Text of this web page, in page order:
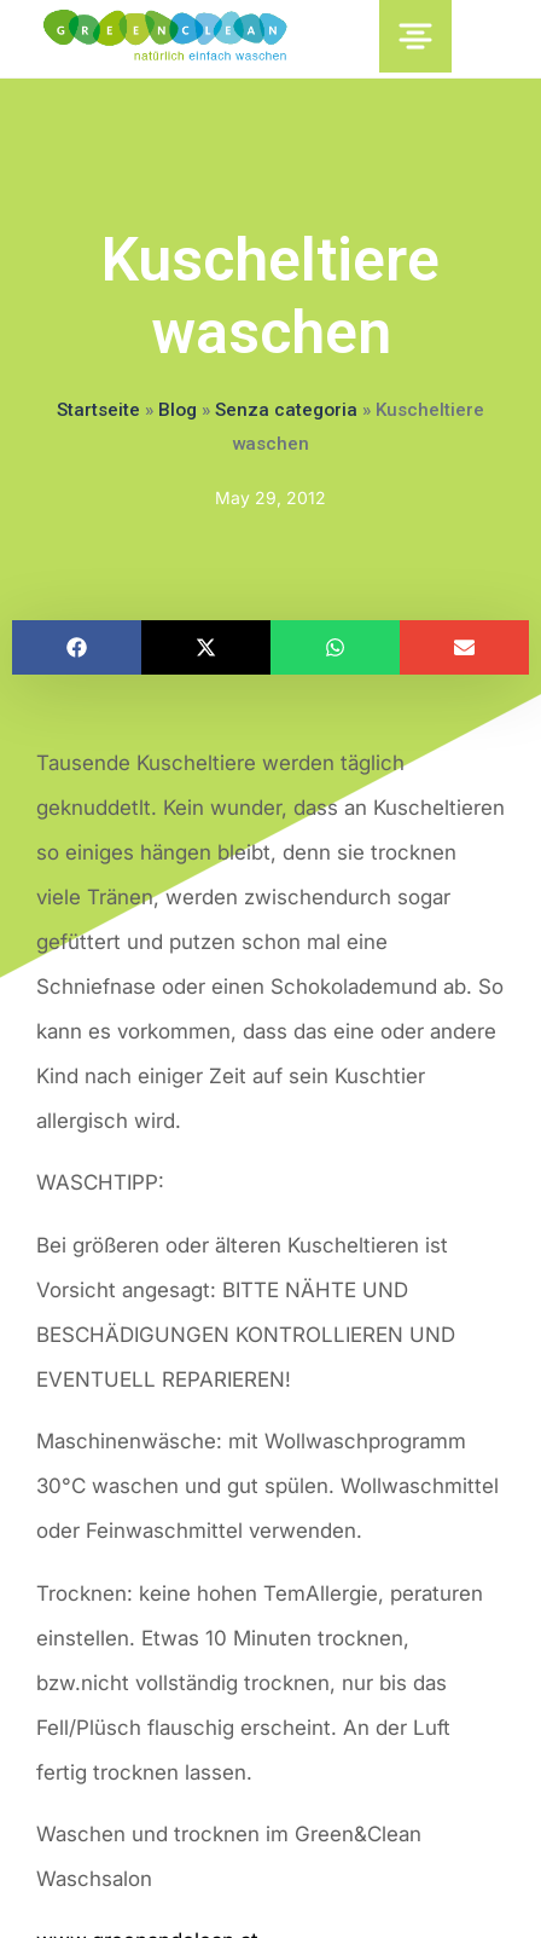
content
Kuscheltiere
waschen
Startseite » Blog » Senza categoria » Kuscheltiere
waschen
May 29, 2012
Tausende Kuscheltiere werden täglich
geknuddetlt. Kein wunder, dass an Kuscheltieren
so einiges hängen bleibt, denn sie trocknen
viele Tränen, werden zwischendurch sogar
gefüttert und putzen schon mal eine
Schniefnase oder einen Schokolademund ab. So
kann es vorkommen, dass das eine oder andere
Kind nach einiger Zeit auf sein Kuschtier
allergisch wird.
WASCHTIPP:
Bei größeren oder älteren Kuscheltieren ist
Vorsicht angesagt: BITTE NÄHTE UND
BESCHÄDIGUNGEN KONTROLLIEREN UND
EVENTUELL REPARIEREN!
Maschinenwäsche: mit Wollwaschprogramm
30°C waschen und gut spülen. Wollwaschmittel
oder Feinwaschmittel verwenden.
Trocknen: keine hohen TemAllergie, peraturen
einstellen. Etwas 10 Minuten trocknen,
bzw.nicht vollständig trocknen, nur bis das
Fell/Plüsch flauschig erscheint. An der Luft
fertig trocknen lassen.
Waschen und trocknen im Green&Clean
Waschsalon